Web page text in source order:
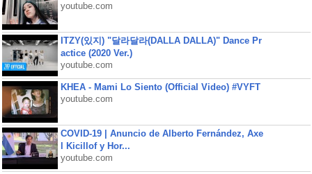
youtube.com
ITZY(있지) "달라달라(DALLA DALLA)" Dance Pr
actice (2020 Ver.)
youtube.com
KHEA - Mami Lo Siento (Official Video) #VYFT
youtube.com
COVID-19 | Anuncio de Alberto Fernández, Axe
l Kicillof y Hor...
youtube.com